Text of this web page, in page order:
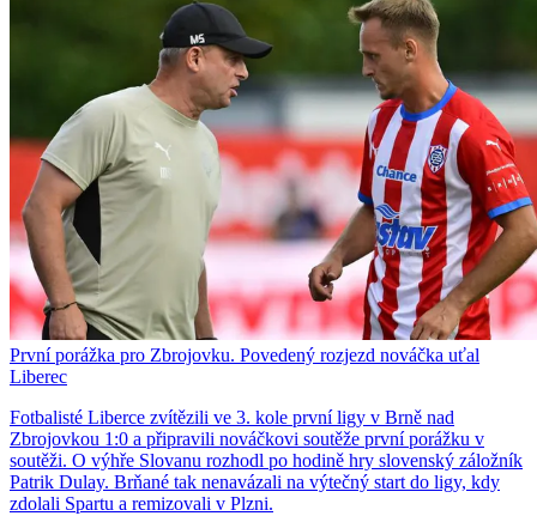
První porážka pro Zbrojovku. Povedený rozjezd nováčka uťal
Liberec
Fotbalisté Liberce zvítězili ve 3. kole první ligy v Brně nad
Zbrojovkou 1:0 a připravili nováčkovi soutěže první porážku v
soutěži. O výhře Slovanu rozhodl po hodině hry slovenský záložník
Patrik Dulay. Brňané tak nenavázali na výtečný start do ligy, kdy
zdolali Spartu a remizovali v Plzni.